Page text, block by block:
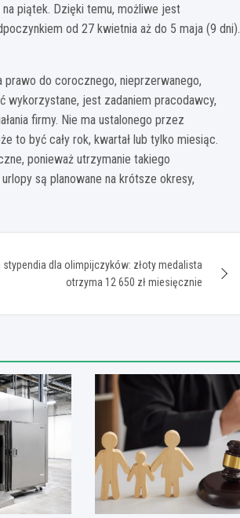
piątek. Dzięki temu, możliwe jest
od 27 kwietnia aż do 5 maja (9 dni).
do corocznego, nieprzerwanego,
wykorzystane, jest zadaniem pracodawcy,
firmy. Nie ma ustalonego przez
to być cały rok, kwartał lub tylko miesiąc.
ponieważ utrzymanie takiego
są planowane na krótsze okresy,
stypendia dla olimpijczyków: złoty medalista
otrzyma 12 650 zł miesięcznie